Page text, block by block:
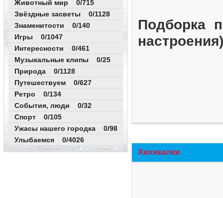
Животный мир 0/715
Звёздные засветы 0/1128
Знаменитости 0/140
Игры 0/1047
Интересности 0/461
Музыкальные клипы 0/25
Природа 0/1128
Путешествуем 0/627
Ретро 0/134
События, люди 0/32
Спорт 0/105
Ужасы нашего городка 0/98
Улыбаемся 0/4026
Подборка
Хихикалки